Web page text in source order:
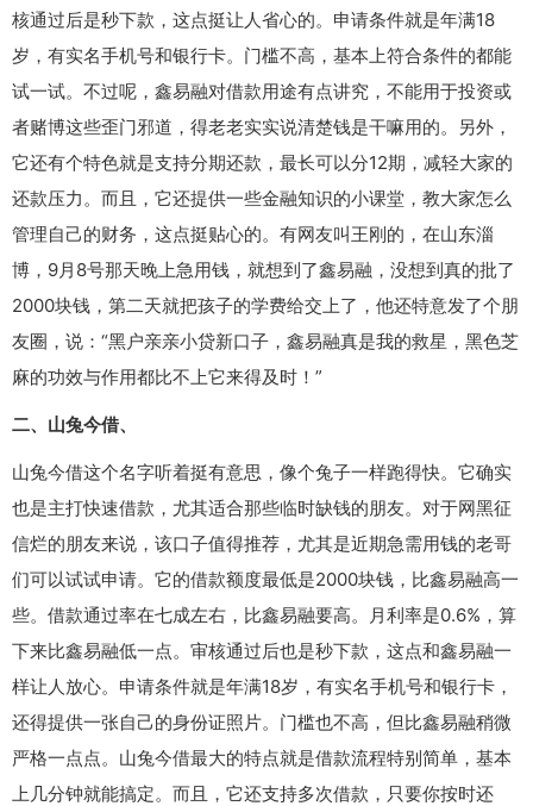
核通过后是秒下款，这点挺让人省心的。申请条件就是年满18
岁，有实名手机号和银行卡。门槛不高，基本上符合条件的都能
试一试。不过呢，鑫易融对借款用途有点讲究，不能用于投资或
者赌博这些歪门邪道，得老老实实说清楚钱是干嘛用的。另外，
它还有个特色就是支持分期还款，最长可以分12期，减轻大家的
还款压力。而且，它还提供一些金融知识的小课堂，教大家怎么
管理自己的财务，这点挺贴心的。有网友叫王刚的，在山东淄
博，9月8号那天晚上急用钱，就想到了鑫易融，没想到真的批了
2000块钱，第二天就把孩子的学费给交上了，他还特意发了个朋
友圈，说：“黑户亲亲小贷新口子，鑫易融真是我的救星，黑色芝
麻的功效与作用都比不上它来得及时！”
二、山兔今借、
山兔今借这个名字听着挺有意思，像个兔子一样跑得快。它确实
也是主打快速借款，尤其适合那些临时缺钱的朋友。对于网黑征
信烂的朋友来说，该口子值得推荐，尤其是近期急需用钱的老哥
们可以试试申请。它的借款额度最低是2000块钱，比鑫易融高一
些。借款通过率在七成左右，比鑫易融要高。月利率是0.6%，算
下来比鑫易融低一点。审核通过后也是秒下款，这点和鑫易融一
样让人放心。申请条件就是年满18岁，有实名手机号和银行卡，
还得提供一张自己的身份证照片。门槛也不高，但比鑫易融稍微
严格一点点。山兔今借最大的特点就是借款流程特别简单，基本
上几分钟就能搞定。而且，它还支持多次借款，只要你按时还